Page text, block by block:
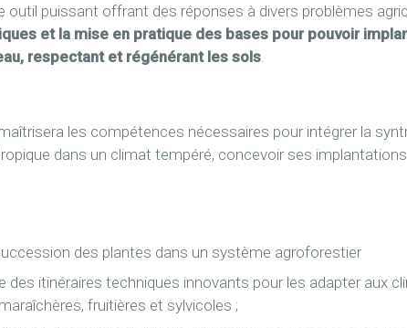
puissant offrant des réponses à divers problèmes
et la mise en pratique des bases pour pouvoir
respectant et régénérant les sols
les compétences nécessaires pour intégrer la
dans un climat tempéré, concevoir ses
des plantes dans un système agroforestier
des itinéraires techniques innovants pour les adapter aux
fruitières et sylvicoles ;